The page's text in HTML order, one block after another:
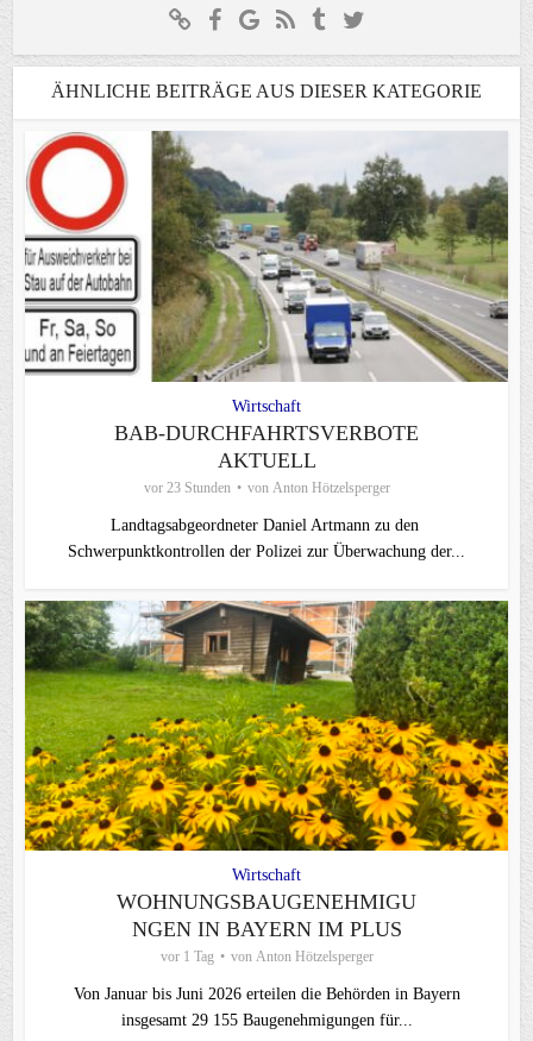
ÄHNLICHE BEITRÄGE AUS DIESER KATEGORIE
Wirtschaft
BAB-DURCHFAHRTSVERBOTE
AKTUELL
vor 23 Stunden von Anton Hötzelsperger
Landtagsabgeordneter Daniel Artmann zu den
Schwerpunktkontrollen der Polizei zur Überwachung der...
Wirtschaft
WOHNUNGSBAUGENEHMIGU
NGEN IN BAYERN IM PLUS
vor 1 Tag von Anton Hötzelsperger
Von Januar bis Juni 2026 erteilen die Behörden in Bayern
insgesamt 29 155 Baugenehmigungen für...